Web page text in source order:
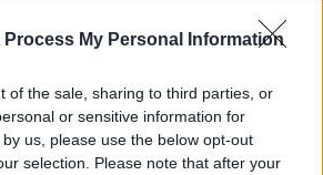
Process My Personal Information
of the sale, sharing to third parties, or
or sensitive information for
us, please use the below opt-out
selection. Please note that after your